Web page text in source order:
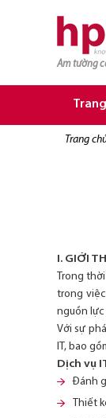
Am tường
trang
I. GIỚI
Trong
trong
nguồn lực
Với sự
IT, bao
Dịch vụ
Đánh
Thiết
TRANG CHỦ
TRANG CHỦ
CƠ HỘI NGHỀ